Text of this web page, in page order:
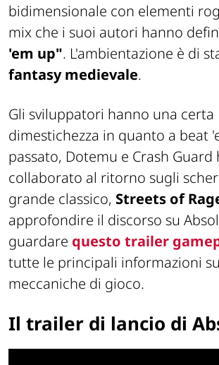
bidimensionale con elementi
mix che i suoi autori hanno
'em up". L'ambientazione è di
fantasy medievale.
Gli sviluppatori hanno una certa
dimestichezza in quanto a beat
passato, Dotemu e Crash Guard
collaborato al ritorno sugli
grande classico, Streets of
approfondire il discorso su
guardare questo trailer
tutte le principali informazioni
meccaniche di gioco.
Il trailer di lancio di